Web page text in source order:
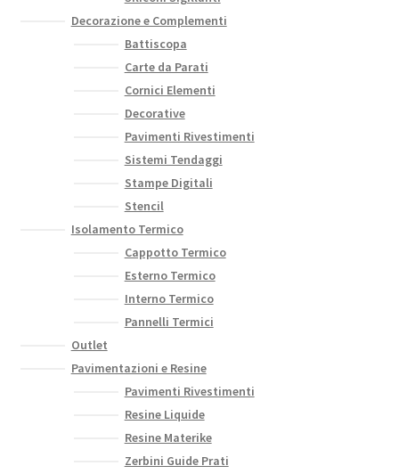
Decorazione e Complementi
Battiscopa
Carte da Parati
Cornici Elementi
Decorative
Pavimenti Rivestimenti
Sistemi Tendaggi
Stampe Digitali
Stencil
Isolamento Termico
Cappotto Termico
Esterno Termico
Interno Termico
Pannelli Termici
Outlet
Pavimentazioni e Resine
Pavimenti Rivestimenti
Resine Liquide
Resine Materike
Zerbini Guide Prati